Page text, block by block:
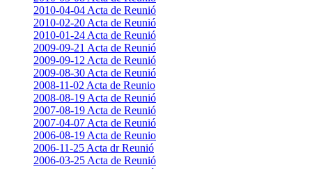
2010-04-04 Acta de Reunió
2010-02-20 Acta de Reunió
2010-01-24 Acta de Reunió
2009-09-21 Acta de Reunió
2009-09-12 Acta de Reunió
2009-08-30 Acta de Reunió
2008-11-02 Acta de Reunio
2008-08-19 Acta de Reunió
2007-08-19 Acta de Reunió
2007-04-07 Acta de Reunió
2006-08-19 Acta de Reunio
2006-11-25 Acta dr Reunió
2006-03-25 Acta de Reunió